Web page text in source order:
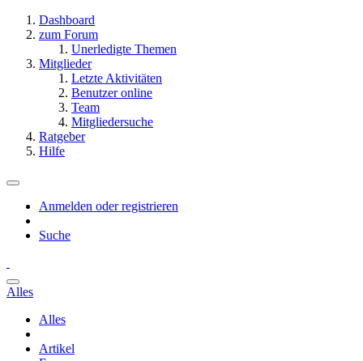
Dashboard
zum Forum
Unerledigte Themen
Mitglieder
Letzte Aktivitäten
Benutzer online
Team
Mitgliedersuche
Ratgeber
Hilfe
Anmelden oder registrieren
Suche
Alles
Alles
Artikel